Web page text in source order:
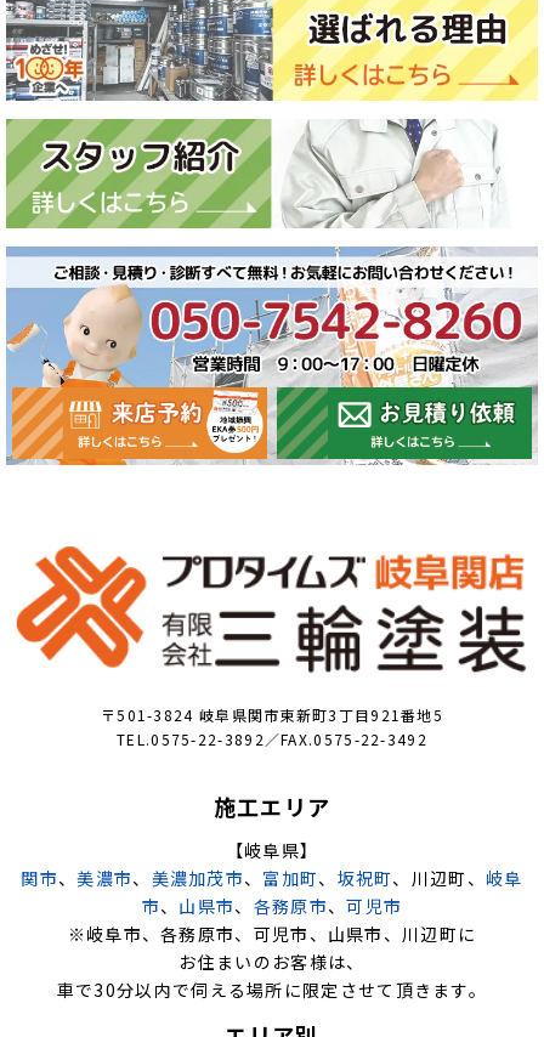
〒501-3824 岐阜県関市東新町3丁目921番地5
TEL.0575-22-3892／FAX.0575-22-3492
施工エリア
【岐阜県】
関市、美濃市、 美濃加茂市、 富加町、 坂祝町、川辺町、 岐阜
市、 山県市、 各務原市、可児市
※岐阜市、各務原市、可児市、山県市、川辺町に
お住まいのお客様は、
車で30分以内で伺える場所に限定させて頂きます。